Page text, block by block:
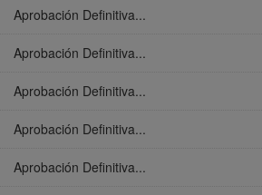
Aprobación Definitiva...
Aprobación Definitiva...
Aprobación Definitiva...
Aprobación Definitiva...
Aprobación Definitiva...